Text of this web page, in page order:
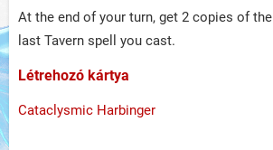
At the end of your turn, get 2 copies of the
last Tavern spell you cast.
Létrehozó kártya
Cataclysmic Harbinger